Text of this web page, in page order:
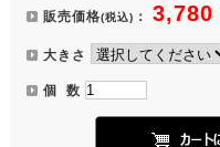
販売価格(税込) ： 3,780
大きさ
個 数